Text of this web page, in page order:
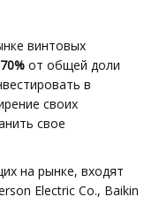
винтовых
от общей доли
в
своих
свое
на рынке, входят
Electric Co., Baikin